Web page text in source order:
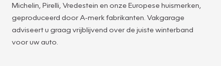
Michelin, Pirelli, Vredestein en onze Europese huismerken,
geproduceerd door A-merk fabrikanten. Vakgarage
adviseert u graag vrijblijvend over de juiste winterband
voor uw auto.